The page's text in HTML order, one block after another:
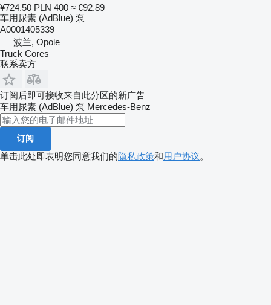
¥724.50 PLN 400 ≈ €92.89
车用尿素 (AdBlue) 泵
A0001405339
波兰, Opole
Truck Cores
联系卖方
订阅后即可接收来自此分区的新广告
车用尿素 (AdBlue) 泵 Mercedes-Benz
订阅
单击此处即表明您同意我们的隐私政策和用户协议。